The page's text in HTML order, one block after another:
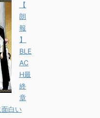
【
朗
報
】
BLE
AC
H最
終
章
面白い